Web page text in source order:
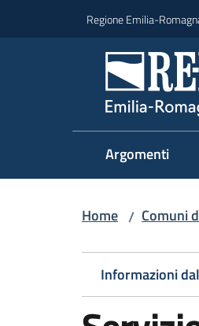
Regione Emilia-
Argomenti
Home / Comuni
Informazioni